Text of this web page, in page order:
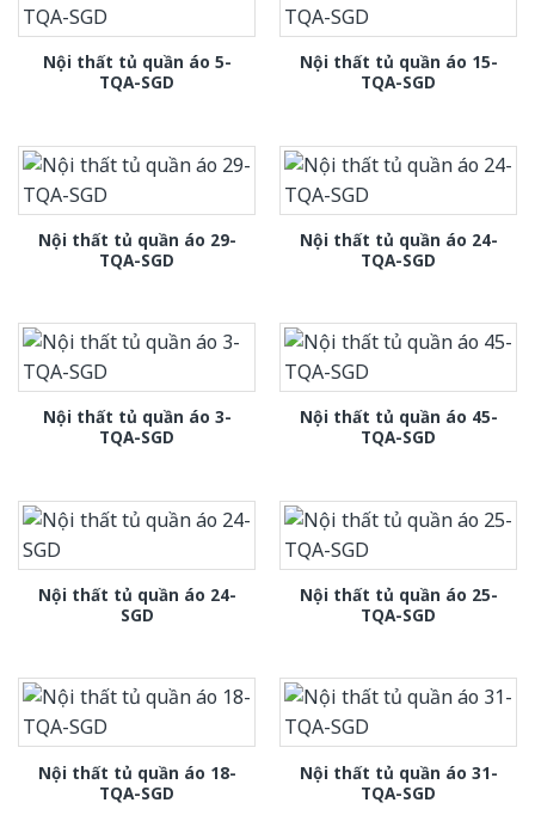
Nội thất tủ quần áo 5-
TQA-SGD
Nội thất tủ quần áo 15-
TQA-SGD
Nội thất tủ quần áo 29-
TQA-SGD
Nội thất tủ quần áo 24-
TQA-SGD
Nội thất tủ quần áo 3-
TQA-SGD
Nội thất tủ quần áo 45-
TQA-SGD
Nội thất tủ quần áo 24-
SGD
Nội thất tủ quần áo 25-
TQA-SGD
Nội thất tủ quần áo 18-
TQA-SGD
Nội thất tủ quần áo 31-
TQA-SGD